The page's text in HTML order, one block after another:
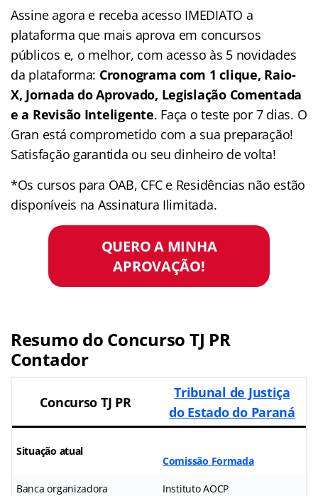
Assine agora e receba acesso IMEDIATO a
plataforma que mais aprova em concursos
públicos e, o melhor, com acesso às 5 novidades
da plataforma: Cronograma com 1 clique, Raio-
X, Jornada do Aprovado, Legislação Comentada
e a Revisão Inteligente. Faça o teste por 7 dias. O
Gran está comprometido com a sua preparação!
Satisfação garantida ou seu dinheiro de volta!
*Os cursos para OAB, CFC e Residências não estão
disponíveis na Assinatura Ilimitada.
QUERO A MINHA
APROVAÇÃO!
Resumo do Concurso TJ PR
Contador
Concurso TJ PR
Tribunal de Justiça
do Estado do Paraná
Situação atual
Comissão Formada
Banca organizadora Instituto AOCP